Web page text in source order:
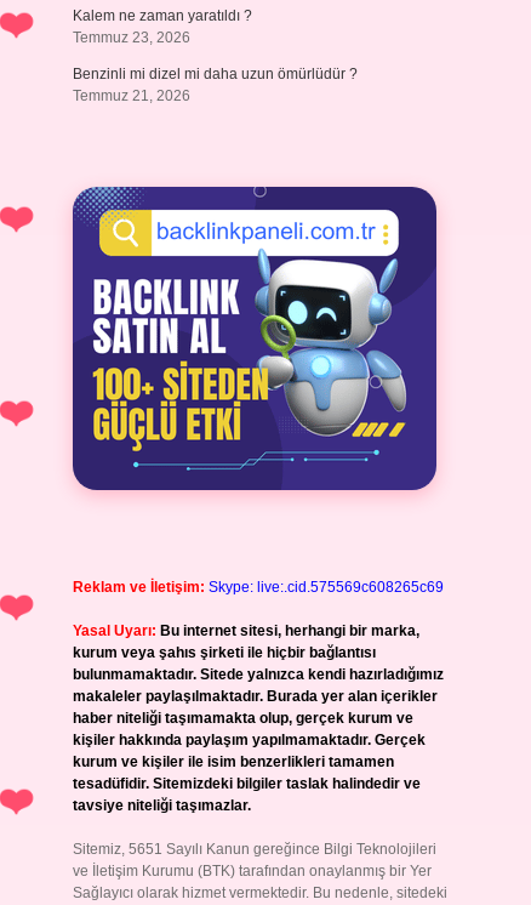
Kalem ne zaman yaratıldı ?
Temmuz 23, 2026
Benzinli mi dizel mi daha uzun ömürlüdür ?
Temmuz 21, 2026
Reklam ve İletişim: Skype: live:.cid.575569c608265c69
Yasal Uyarı: Bu internet sitesi, herhangi bir marka,
kurum veya şahıs şirketi ile hiçbir bağlantısı
bulunmamaktadır. Sitede yalnızca kendi hazırladığımız
makaleler paylaşılmaktadır. Burada yer alan içerikler
haber niteliği taşımamakta olup, gerçek kurum ve
kişiler hakkında paylaşım yapılmamaktadır. Gerçek
kurum ve kişiler ile isim benzerlikleri tamamen
tesadüfidir. Sitemizdeki bilgiler taslak halindedir ve
tavsiye niteliği taşımazlar.
Sitemiz, 5651 Sayılı Kanun gereğince Bilgi Teknolojileri
ve İletişim Kurumu (BTK) tarafından onaylanmış bir Yer
Sağlayıcı olarak hizmet vermektedir. Bu nedenle, sitedeki